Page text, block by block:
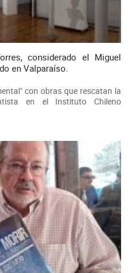
considerado el Miguel
en Valparaíso.
con obras que rescatan la
en el Instituto Chileno